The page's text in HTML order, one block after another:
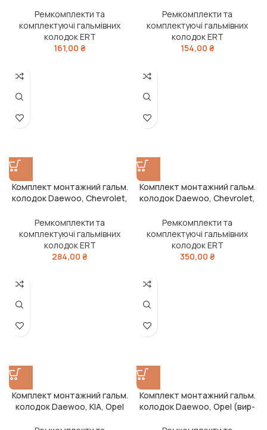
Ремкомплекти та
комплектуючі гальмівних
колодок ERT
161,00 ₴
Ремкомплекти та
комплектуючі гальмівних
колодок ERT
154,00 ₴
Комплект монтажний гальм.
колодок Daewoo, Chevrolet,
Ремкомплекти та
комплектуючі гальмівних
колодок ERT
284,00 ₴
Комплект монтажний гальм.
колодок Daewoo, Chevrolet,
Ремкомплекти та
комплектуючі гальмівних
колодок ERT
350,00 ₴
Комплект монтажний гальм.
колодок Daewoo, KIA, Opel
Комплект монтажний гальм.
колодок Daewoo, Opel (вир-